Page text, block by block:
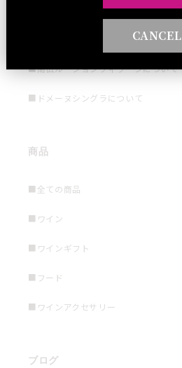
■ラ・ヴィ・デ・シャトーについて
■南仏ルーションヴィラージについて
■ドメーヌシングラについて
商品
■全ての商品
■ワイン
■ワインギフト
■フード
■ワインアクセサリー
ブログ
CANCEL